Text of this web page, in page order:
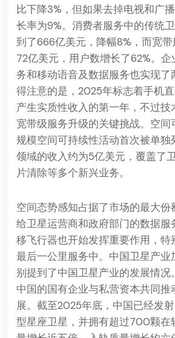
比下降3%，但如果去掉电视和广
长率为9%。消费者服务中的传统
到了666亿美元，降幅8%，而宽
72亿美元，用户数增长了62%。
务和移动语音及数据服务也实现了
得注意的是，2025年标志着手机
产生实质性收入的第一年，不过技
宽带级服务升级的关键挑战。空
规模空间可持续性活动首次被单
领域的收入约为5亿美元，覆盖了
片清除等多个新兴业务。
空间态势感知占据了市场的最大
给卫星运营商和政府部门的数据服
移飞行器也开始发挥重要作用，特
最后一公里服务中。中国卫星产业
别提到了中国卫星产业的发展情况
中国的国有企业与私营资本共同
展。截至2025年底，中国已经发
型星座卫星，并拥有超过700颗在